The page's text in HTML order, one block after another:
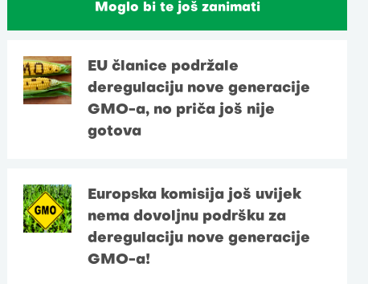
Moglo bi te još zanimati
EU članice podržale
deregulaciju nove generacije
GMO-a, no priča još nije
gotova
Europska komisija još uvijek
nema dovoljnu podršku za
deregulaciju nove generacije
GMO-a!